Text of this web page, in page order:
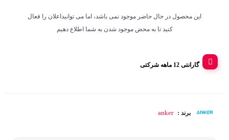
این محصول در حال حاضر موجود نمی باشد، اما می توانیداعلان را فعال
کنید تا به محض موجود شدن به شما اطلاع دهیم
گارانتی 12 ماهه شرکتی
برند : anker